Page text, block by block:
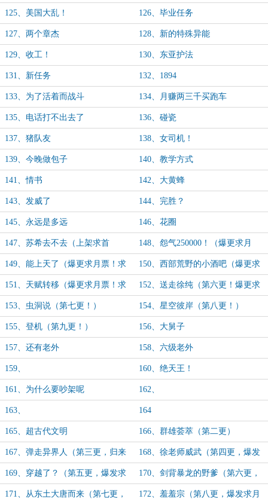
125、美国大乱！ 126、毕业任务
127、两个章杰 128、新的特殊异能
129、收工！ 130、东亚护法
131、新任务 132、1894
133、为了活着而战斗 134、月赚两三千买跑车
135、电话打不出去了 136、碰瓷
137、猪队友 138、女司机！
139、今晚做包子 140、教学方式
141、情书 142、大黄蜂
143、发威了 144、完胜？
145、永远是多远 146、花圈
147、苏希去不去（上架求首
订！！！）
148、怨气250000！（爆更求月
票！求订阅！）
149、能上天了（爆更求月票！求
订阅！）
150、西部荒野的小酒吧（爆更求
月票！求全订！）
151、天赋转移（爆更求月票！求
全订！）
152、送走徐纯（第六更！爆更求
月票！求全订！）
153、虫洞说（第七更！） 154、星空彼岸（第八更！）
155、登机（第九更！） 156、大舅子
157、还有老外 158、六级老外
159、 160、绝天王！
161、为什么要吵架呢 162、
163、 164
165、超古代文明 166、群雄荟萃（第二更）
167、弹走异界人（第三更，归来
爆发求月票求打赏 ）
168、徐老师威武（第四更，爆发
求月票）
169、穿越了？（第五更，爆发求
月票）
170、剑背暴龙的野爹（第六更，
爆发求月票）
171、从东土大唐而来（第七更， 172、羞羞宗（第八更，爆发求月